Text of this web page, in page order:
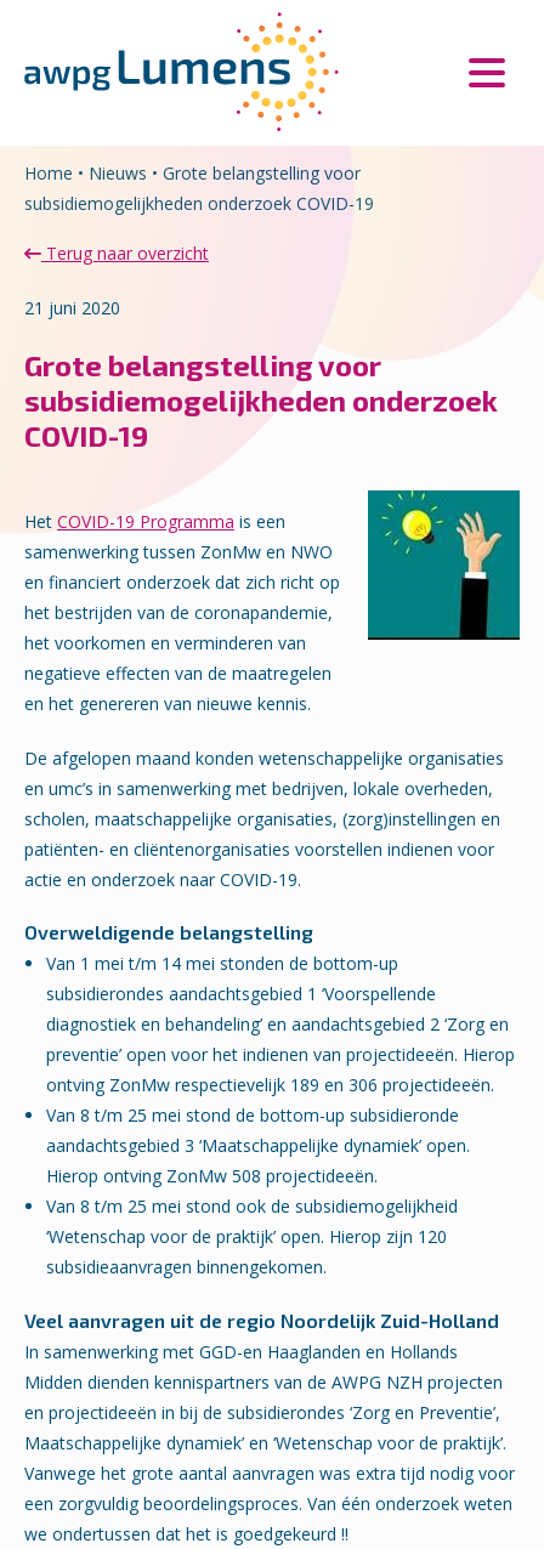
Home • Nieuws • Grote belangstelling voor
subsidiemogelijkheden onderzoek COVID-19
Terug naar overzicht
21 juni 2020
Grote belangstelling voor
subsidiemogelijkheden onderzoek
COVID-19
Het COVID-19 Programma is een
samenwerking tussen ZonMw en NWO
en financiert onderzoek dat zich richt op
het bestrijden van de coronapandemie,
het voorkomen en verminderen van
negatieve effecten van de maatregelen
en het genereren van nieuwe kennis.
De afgelopen maand konden wetenschappelijke organisaties
en umc’s in samenwerking met bedrijven, lokale overheden,
scholen, maatschappelijke organisaties, (zorg)instellingen en
patiënten- en cliëntenorganisaties voorstellen indienen voor
actie en onderzoek naar COVID-19.
Overweldigende belangstelling
Van 1 mei t/m 14 mei stonden de bottom-up
subsidierondes aandachtsgebied 1 ‘Voorspellende
diagnostiek en behandeling’ en aandachtsgebied 2 ‘Zorg en
preventie’ open voor het indienen van projectideeën. Hierop
ontving ZonMw respectievelijk 189 en 306 projectideeën.
Van 8 t/m 25 mei stond de bottom-up subsidieronde
aandachtsgebied 3 ‘Maatschappelijke dynamiek’ open.
Hierop ontving ZonMw 508 projectideeën.
Van 8 t/m 25 mei stond ook de subsidiemogelijkheid
‘Wetenschap voor de praktijk’ open. Hierop zijn 120
subsidieaanvragen binnengekomen.
Veel aanvragen uit de regio Noordelijk Zuid-Holland
In samenwerking met GGD-en Haaglanden en Hollands
Midden dienden kennispartners van de AWPG NZH projecten
en projectideeën in bij de subsidierondes ‘Zorg en Preventie’,
Maatschappelijke dynamiek’ en ‘Wetenschap voor de praktijk’.
Vanwege het grote aantal aanvragen was extra tijd nodig voor
een zorgvuldig beoordelingsproces. Van één onderzoek weten
we ondertussen dat het is goedgekeurd !!